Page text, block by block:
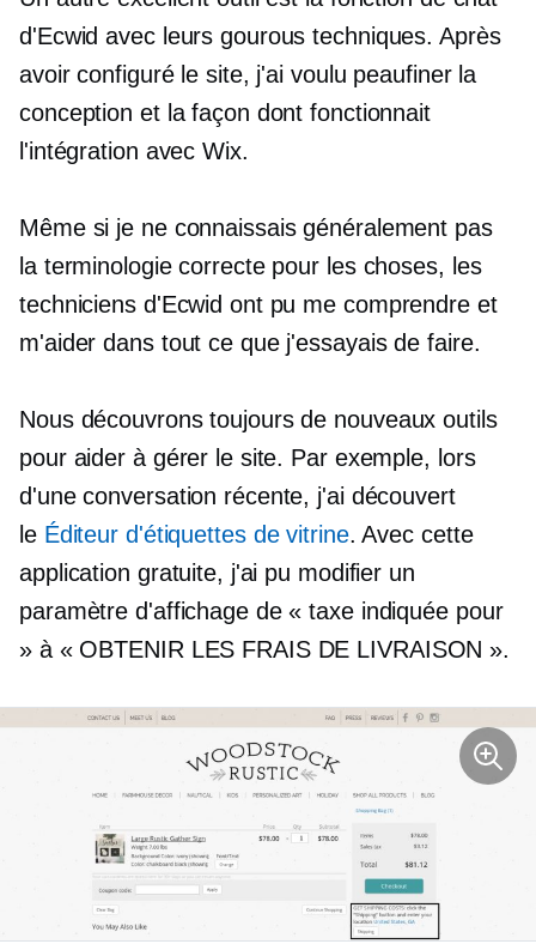
d'Ecwid avec leurs gourous techniques. Après
avoir configuré le site, j'ai voulu peaufiner la
conception et la façon dont fonctionnait
l'intégration avec Wix.
Même si je ne connaissais généralement pas
la terminologie correcte pour les choses, les
techniciens d'Ecwid ont pu me comprendre et
m'aider dans tout ce que j'essayais de faire.
Nous découvrons toujours de nouveaux outils
pour aider à gérer le site. Par exemple, lors
d'une conversation récente, j'ai découvert
le Éditeur d'étiquettes de vitrine. Avec cette
application gratuite, j'ai pu modifier un
paramètre d'affichage de « taxe indiquée pour
» à « OBTENIR LES FRAIS DE LIVRAISON ».